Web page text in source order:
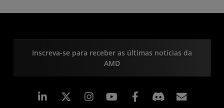
Inscreva-se para receber as últimas notícias da
AMD
Linkedin Instagram Facebook